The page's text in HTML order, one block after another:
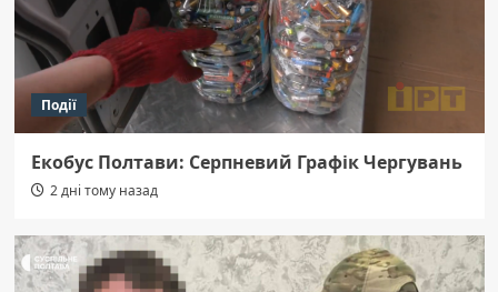
Події
Екобус Полтави: Серпневий Графік Чергувань
2 дні тому назад